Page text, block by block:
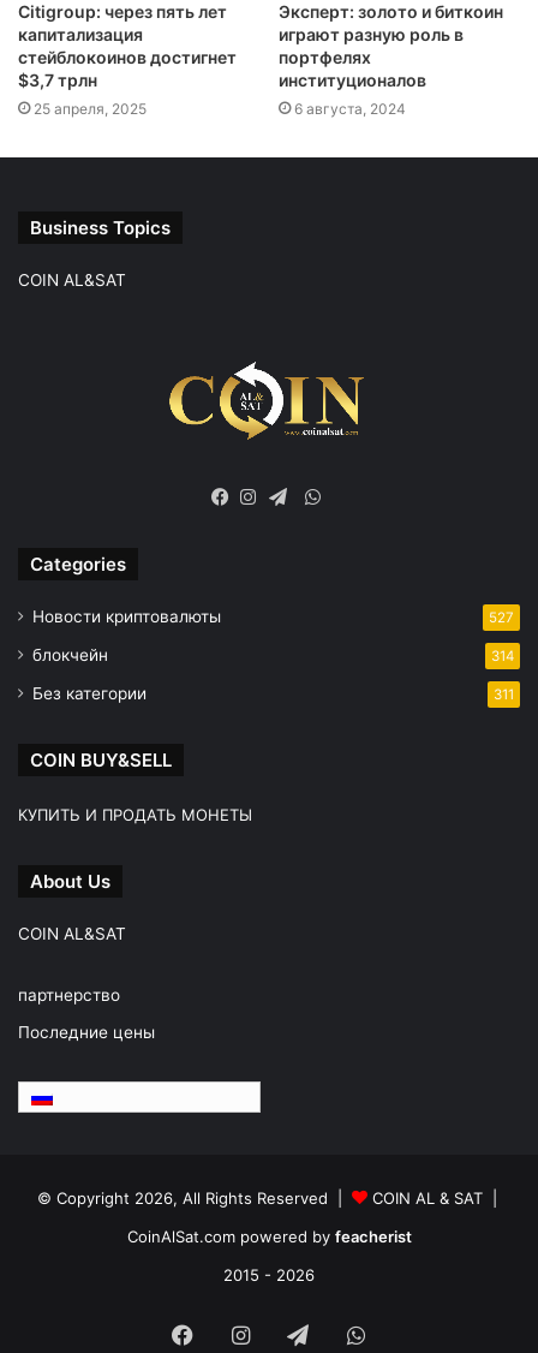
Citigroup: через пять лет
капитализация
стейблокоинов достигнет
$3,7 трлн
25 апреля, 2025
Эксперт: золото и биткоин
играют разную роль в
портфелях
институционалов
6 августа, 2024
Business Topics
COIN AL&SAT
WhatsApp
Categories
Новости криптовалюты 527
блокчейн 314
Без категории 311
COIN BUY&SELL
КУПИТЬ И ПРОДАТЬ МОНЕТЫ
About Us
COIN AL&SAT
партнерство
Последние цены
© Copyright 2026, All Rights Reserved |
COIN AL & SAT |
CoinAlSat.com powered by feacherist
2015 - 2026
FacebookInstagram
TelegramWhatsApp